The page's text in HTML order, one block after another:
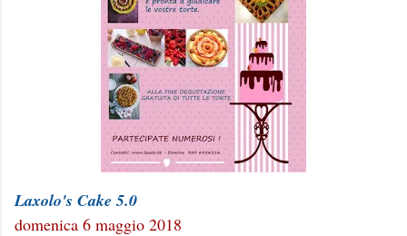
Laxolo's Cake 5.0
domenica 6 maggio 2018